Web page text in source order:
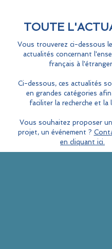
TOUTE
Vous trouverez ci-dessous
actualités concernant
français à
Ci-dessous, ces actualités
en grandes catégories
faciliter la recherche et la
Vous souhaitez proposer
projet, un événement ?
en cliquant ici.